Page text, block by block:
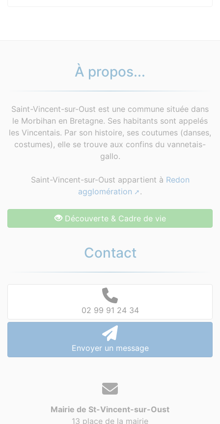
À propos...
Saint-Vincent-sur-Oust est une commune située dans
le Morbihan en Bretagne. Ses habitants sont appelés
les Vincentais. Par son histoire, ses coutumes (danses,
costumes), elle se trouve aux confins du vannetais-
gallo.
Saint-Vincent-sur-Oust appartient à Redon
agglomération
.
Découverte & Cadre de vie
Contact
02 99 91 24 34
Envoyer un message
Mairie de St-Vincent-sur-Oust
13 place de la mairie